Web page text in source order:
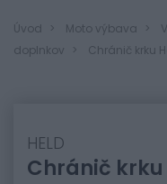
Úvod Moto výbava
doplnkov
Chránič krku
HELD
Chránič krku